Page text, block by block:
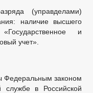
(управделами)
наличие высшего
и
учет».
Федеральным законом
в Российской